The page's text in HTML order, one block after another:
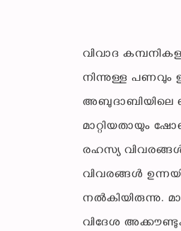
വിവാദ
നിന്നുള്ള പണവും
അബുദാബിയിലെ
മാറ്റിയതായും
രഹസ്യ
വിവരങ്ങൾ
നൽകിയിരുന്നു.
വിദേശ